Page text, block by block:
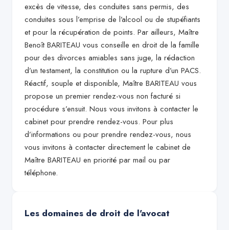
excès de vitesse, des conduites sans permis, des
conduites sous l’emprise de l’alcool ou de stupéfiants
et pour la récupération de points. Par ailleurs, Maître
Benoît BARITEAU vous conseille en droit de la famille
pour des divorces amiables sans juge, la rédaction
d’un testament, la constitution ou la rupture d’un PACS.
Réactif, souple et disponible, Maître BARITEAU vous
propose un premier rendez-vous non facturé si
procédure s’ensuit. Nous vous invitons à contacter le
cabinet pour prendre rendez-vous. Pour plus
d’informations ou pour prendre rendez-vous, nous
vous invitons à contacter directement le cabinet de
Maître BARITEAU en priorité par mail ou par
téléphone.
Les domaines de droit de l'avocat